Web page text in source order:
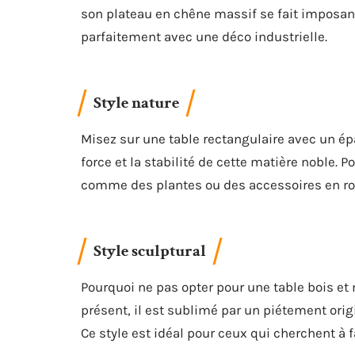
son plateau en chêne massif se fait
parfaitement avec une déco industrielle.
Style nature
Misez sur une table rectangulaire avec un
force et la stabilité de cette matière noble.
comme des plantes ou des accessoires en
Style sculptural
Pourquoi ne pas opter pour une table bois
présent, il est sublimé par un piétement
Ce style est idéal pour ceux qui cherchent à